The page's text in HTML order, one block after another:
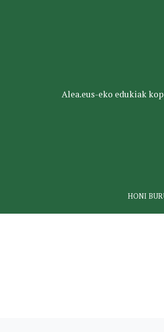
Alea.eus-eko edukiak
HONI